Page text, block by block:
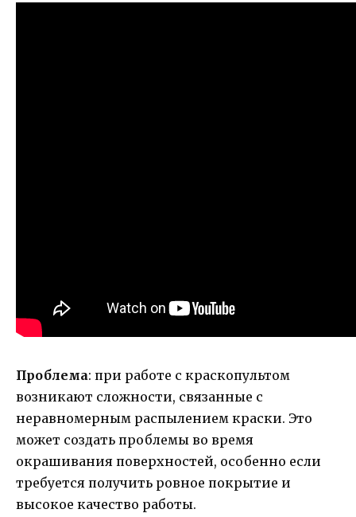
Проблема: при работе с краскопультом
возникают сложности, связанные с
неравномерным распылением краски. Это
может создать проблемы во время
окрашивания поверхностей, особенно если
требуется получить ровное покрытие и
высокое качество работы.